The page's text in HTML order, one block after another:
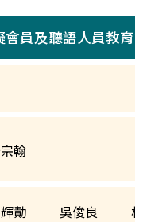
員及聽語人員教育
翰
勣 吳俊良